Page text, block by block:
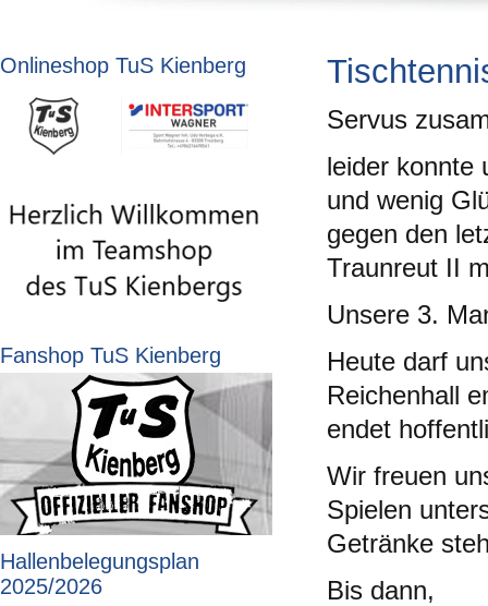
Onlineshop TuS Kienberg
Fanshop TuS Kienberg
Hallenbelegungsplan
2025/2026
Servus
leider konnte
und wenig
gegen den
Traunreut II
Unsere 3.
Heute darf
Reichenhall
endet
Wir freuen
Spielen
Getränke
Bis dann,